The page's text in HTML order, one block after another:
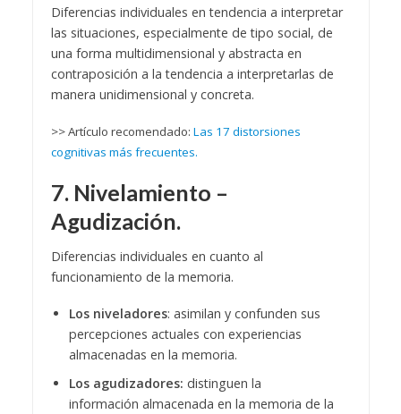
Diferencias individuales en tendencia a interpretar
las situaciones, especialmente de tipo social, de
una forma multidimensional y abstracta en
contraposición a la tendencia a interpretarlas de
manera unidimensional y concreta.
>> Artículo recomendado: Las 17 distorsiones
cognitivas más frecuentes.
7. Nivelamiento –
Agudización.
Diferencias individuales en cuanto al
funcionamiento de la memoria.
Los niveladores: asimilan y confunden sus
percepciones actuales con experiencias
almacenadas en la memoria.
Los agudizadores: distinguen la
información almacenada en la memoria de la